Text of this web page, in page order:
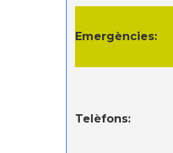
Emergències:
Telèfons: